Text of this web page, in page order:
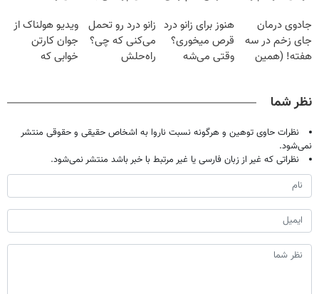
تحمل میکنی؟❗
خانگی
میلیون تومان!!!
جادوی درمان
جای زخم در سه
هفته! (همین
هنوز برای زانو درد
قرص میخوری؟
وقتی می‌شه
زانو درد رو تحمل
می‌کنی که چی؟
راه‌حلش
ویدیو هولناک از
جوان کارتن
خوابی که
نظر شما
نظرات حاوی توهین و هرگونه نسبت ناروا به اشخاص حقیقی و حقوقی منتشر
نمی‌شود.
نظراتی که غیر از زبان فارسی یا غیر مرتبط با خبر باشد منتشر نمی‌شود.